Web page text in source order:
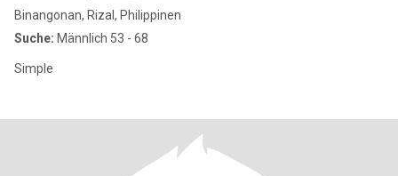
Binangonan, Rizal, Philippinen
Suche: Männlich 53 - 68
Simple